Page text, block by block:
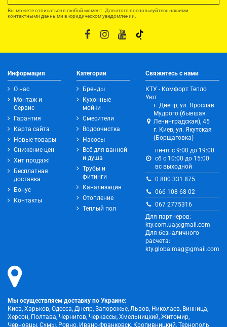
Вы можете отписаться в любой момент. Для этого воспользуйтесь нашими
контактными данными в юридическом уведомлении.
Информация
О нас
Монтаж и
Сервис
Гарантия
Карта сайта
Новые товары
Снижение цен
Хит продаж!
Бесплатная
доставка
Бонус
Контакты
Категории
Бренды
Кухонные
мойки
Смесители
Водоочистка
Насосы
Всё для ванной
и душа
Трубы и
фитинги
Канализация
Отопление
Теплый пол
Свяжитесь с нами
КТУ - Комфорт Тепло
Уют
г. Днепр, ул. Ярослав
Мудрого (бывшая
Ленинградская), 45
г. Киев, ул. Якутская
(Борщаговка)
пн-пт с 9:00 до 19:00
сб с 10:00 до 15:00
вс выходной
0 800 331 875
066 108 68 02
067 2775316
Для партнеров:
kty.com.ua@gmail.com
Для безналичного
расчета:
kty.globalmag@gmail.com
Мы осуществляем доставку по Украине:
Киев, Харьков, Одесса, Днепр, Запорожье, Львов, Николаев, Винница,
Херсон, Полтава, Чернигов, Черкассы, Хмельницкий, Житомир,
Черновцы, Сумы, Ровно, Ивано-Франковск, Кропивницкий, Тернополь,